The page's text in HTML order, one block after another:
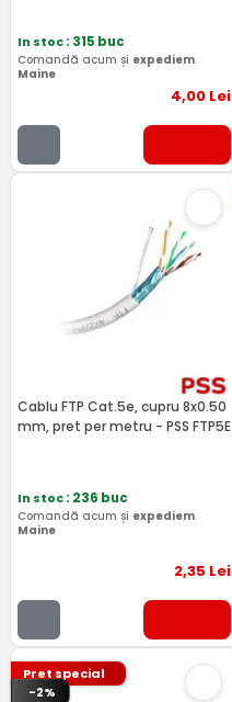
In stoc: 315 buc
Comandă acum și expediem
Maine
4,00Lei
Cablu FTP Cat.5e, cupru 8x0.50
mm, pret per metru - PSS FTP5E
In stoc: 236 buc
Comandă acum și expediem
Maine
2,35 Lei
Pret special
-2%